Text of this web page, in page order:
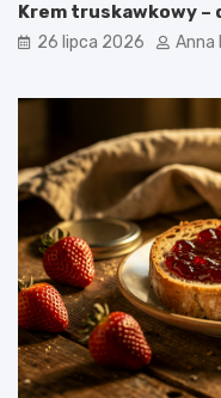
Krem truskawkowy –
26 lipca 2026 Anna